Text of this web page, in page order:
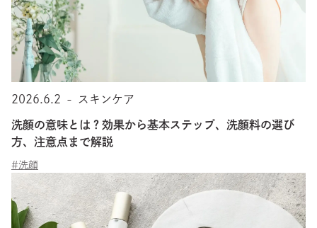
2026.6.2 - スキンケア
洗顔の意味とは？効果から基本ステップ、洗顔料の選び
方、注意点まで解説
#洗顔